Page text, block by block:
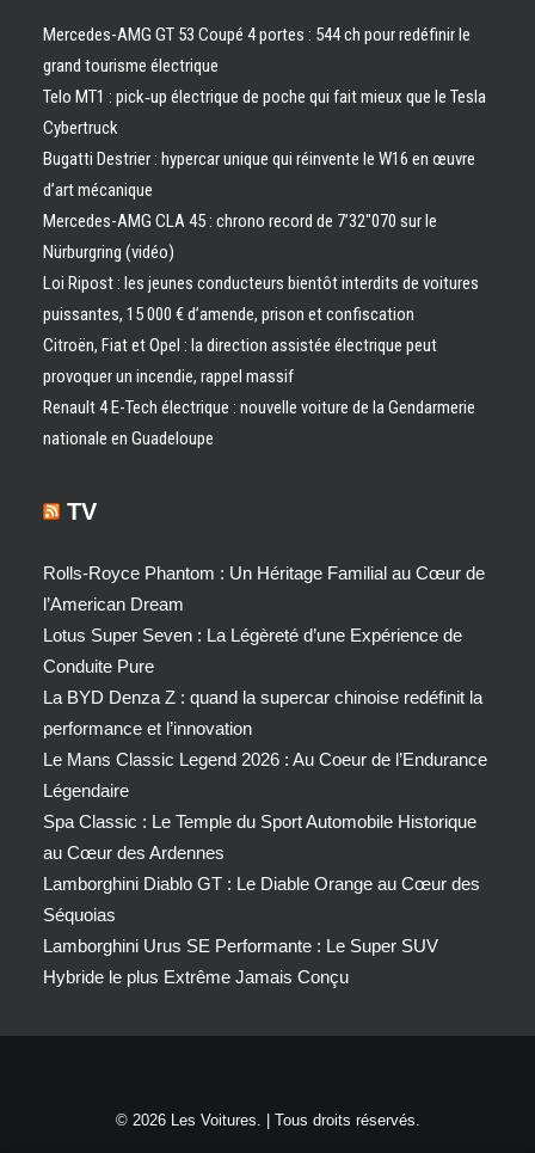
Mercedes-AMG GT 53 Coupé 4 portes : 544 ch pour redéfinir le
grand tourisme électrique
Telo MT1 : pick‑up électrique de poche qui fait mieux que le Tesla
Cybertruck
Bugatti Destrier : hypercar unique qui réinvente le W16 en œuvre
d’art mécanique
Mercedes-AMG CLA 45 : chrono record de 7’32″070 sur le
Nürburgring (vidéo)
Loi Ripost : les jeunes conducteurs bientôt interdits de voitures
puissantes, 15 000 € d’amende, prison et confiscation
Citroën, Fiat et Opel : la direction assistée électrique peut
provoquer un incendie, rappel massif
Renault 4 E-Tech électrique : nouvelle voiture de la Gendarmerie
nationale en Guadeloupe
TV
Rolls-Royce Phantom : Un Héritage Familial au Cœur de
l’American Dream
Lotus Super Seven : La Légèreté d’une Expérience de
Conduite Pure
La BYD Denza Z : quand la supercar chinoise redéfinit la
performance et l’innovation
Le Mans Classic Legend 2026 : Au Coeur de l’Endurance
Légendaire
Spa Classic : Le Temple du Sport Automobile Historique
au Cœur des Ardennes
Lamborghini Diablo GT : Le Diable Orange au Cœur des
Séquoias
Lamborghini Urus SE Performante : Le Super SUV
Hybride le plus Extrême Jamais Conçu
© 2026 Les Voitures. | Tous droits réservés.